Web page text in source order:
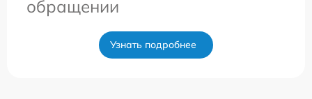
обращении
Узнать подробнее